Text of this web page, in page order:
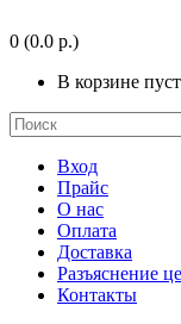
0 (0.0 р.)
В корзине
Вход
Прайс
О нас
Оплата
Доставка
Разъяснение
Контакты